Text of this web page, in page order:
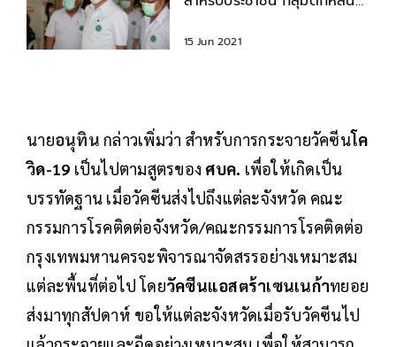
15 Jun 2021
นายอนุทิน กล่าวเพิ่มว่า สำหรับการกระจายวัคซีนโค
วิด-19 เป็นไปตามสูตรของ ศบค. เพื่อให้เกิดเป็น
บรรทัดฐาน เมื่อวัคซีนส่งไปถึงแต่ละจังหวัด คณะ
กรรมการโรคติดต่อจังหวัด/คณะกรรมการโรคติดต่อ
กรุงเทพมหานครจะพิจารณาจัดสรรอย่างเหมาะสม
แต่ละพื้นที่ต่อไป โดยวัคซีนแอสตร้าเซนเนก้าทยอย
ส่งมาทุกสัปดาห์ ขอให้แต่ละจังหวัดเมื่อรับวัคซีนไป